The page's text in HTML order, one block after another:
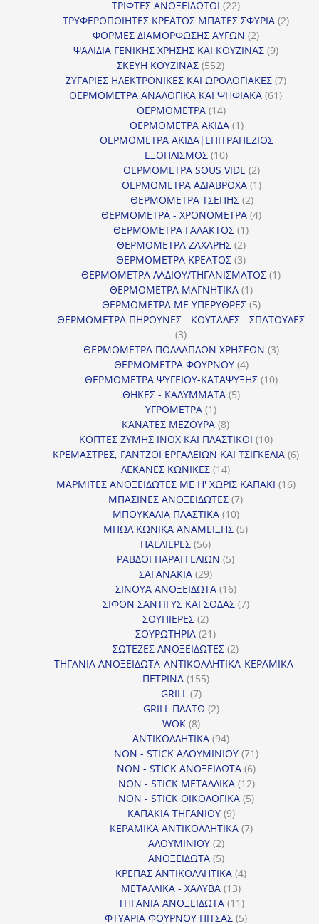
προϊόντα
ΤΡΙΦΤΕΣ ΑΝΟΞΕΙΔΩΤΟΙ 2222
προϊόντα
ΤΡΥΦΕΡΟΠΟΙΗΤΕΣ ΚΡΕΑΤΟΣ ΜΠΑΤΕΣ ΣΦΥΡΙΑ 22
ΦΟΡΜΕΣ ΔΙΑΜΟΡΦΩΣΗΣ ΑΥΓΩΝ 22
προϊόντα
ΨΑΛΙΔΙΑ ΓΕΝΙΚΗΣ ΧΡΗΣΗΣ ΚΑΙ ΚΟΥΖΙΝΑΣ 99
ΣΚΕΥΗ ΚΟΥΖΙΝΑΣ 552552
προϊόντα
ΖΥΓΑΡΙΕΣ ΗΛΕΚΤΡΟΝΙΚΕΣ ΚΑΙ ΩΡΟΛΟΓΙΑΚΕΣ 77
ΘΕΡΜΟΜΕΤΡΑ ΑΝΑΛΟΓΙΚΑ ΚΑΙ ΨΗΦΙΑΚΑ 6161
ΘΕΡΜΟΜΕΤΡΑ 1414
προϊόντα
ΘΕΡΜΟΜΕΤΡΑ ΑΚΙΔΑ 11
προϊόν
ΘΕΡΜΟΜΕΤΡΑ ΑΚΙΔΑ|ΕΠΙΤΡΑΠΕΖΙΟΣ
ΕΞΟΠΛΙΣΜΟΣ 1010
προϊόντα
ΘΕΡΜΟΜΕΤΡΑ SOUS VIDE 22
προϊόντα
ΘΕΡΜΟΜΕΤΡΑ ΑΔΙΑΒΡΟΧΑ 11
ΘΕΡΜΟΜΕΤΡΑ ΤΣΕΠΗΣ 22
προϊόντα
ΘΕΡΜΟΜΕΤΡΑ - ΧΡΟΝΟΜΕΤΡΑ 44
ΘΕΡΜΟΜΕΤΡΑ ΓΑΛΑΚΤΟΣ 11
προϊόν
ΘΕΡΜΟΜΕΤΡΑ ΖΑΧΑΡΗΣ 22
προϊόντα
ΘΕΡΜΟΜΕΤΡΑ ΚΡΕΑΤΟΣ 33
προϊόντα
ΘΕΡΜΟΜΕΤΡΑ ΛΑΔΙΟΥ/ΤΗΓΑΝΙΣΜΑΤΟΣ 11
ΘΕΡΜΟΜΕΤΡΑ ΜΑΓΝΗΤΙΚΑ 11
προϊόν
ΘΕΡΜΟΜΕΤΡΑ ΜΕ ΥΠΕΡΥΘΡΕΣ 55
προϊόντα
ΘΕΡΜΟΜΕΤΡΑ ΠΗΡΟΥΝΕΣ - ΚΟΥΤΑΛΕΣ - ΣΠΑΤΟΥΛΕΣ
33
προϊόντα
ΘΕΡΜΟΜΕΤΡΑ ΠΟΛΛΑΠΛΩΝ ΧΡΗΣΕΩΝ 33
ΘΕΡΜΟΜΕΤΡΑ ΦΟΥΡΝΟΥ 44
προϊόντα
ΘΕΡΜΟΜΕΤΡΑ ΨΥΓΕΙΟΥ-ΚΑΤΑΨΥΞΗΣ 1010
ΘΗΚΕΣ - ΚΑΛΥΜΜΑΤΑ 55
ΥΓΡΟΜΕΤΡΑ 11
προϊόν
ΚΑΝΑΤΕΣ ΜΕΖΟΥΡΑ 88
προϊόντα
ΚΟΠΤΕΣ ΖΥΜΗΣ INOX ΚΑΙ ΠΛΑΣΤΙΚΟΙ 1010
προϊόντα
ΚΡΕΜΑΣΤΡΕΣ, ΓΑΝΤΖΟΙ ΕΡΓΑΛΕΙΩΝ ΚΑΙ ΤΣΙΓΚΕΛΙΑ 66
ΛΕΚΑΝΕΣ ΚΩΝΙΚΕΣ 1414
προϊόντα
ΜΑΡΜΙΤΕΣ ΑΝΟΞΕΙΔΩΤΕΣ ΜΕ Η' ΧΩΡΙΣ ΚΑΠΑΚΙ 1616
ΜΠΑΣΙΝΕΣ ΑΝΟΞΕΙΔΩΤΕΣ 77
ΜΠΟΥΚΑΛΙΑ ΠΛΑΣΤΙΚΑ 1010
προϊόντα
ΜΠΩΛ ΚΩΝΙΚΑ ΑΝΑΜΕΙΞΗΣ 55
ΠΑΕΛΙΕΡΕΣ 5656
προϊόντα
ΡΑΒΔΟΙ ΠΑΡΑΓΓΕΛΙΩΝ 55
ΣΑΓΑΝΑΚΙΑ 2929
προϊόντα
ΣΙΝΟΥΑ ΑΝΟΞΕΙΔΩΤΑ 1616
προϊόντα
ΣΙΦΟΝ ΣΑΝΤΙΓΥΣ ΚΑΙ ΣΟΔΑΣ 77
ΣΟΥΠΙΕΡΕΣ 22
προϊόντα
ΣΟΥΡΩΤΗΡΙΑ 2121
προϊόντα
ΣΩΤΕΖΕΣ ΑΝΟΞΕΙΔΩΤΕΣ 22
προϊόντα
ΤΗΓΑΝΙΑ ΑΝΟΞΕΙΔΩΤΑ-ΑΝΤΙΚΟΛΛΗΤΙΚΑ-ΚΕΡΑΜΙΚΑ-
ΠΕΤΡΙΝΑ 155155
GRILL 77
προϊόντα
GRILL ΠΛΑΤΩ 22
WOK 88
προϊόντα
ΑΝΤΙΚΟΛΛΗΤΙΚΑ 9494
προϊόντα
NON - STICK ΑΛΟΥΜΙΝΙΟΥ 7171
προϊόντα
NON - STICK ΑΝΟΞΕΙΔΩΤΑ 66
προϊόντα
NON - STICK ΜΕΤΑΛΛΙΚΑ 1212
προϊόντα
NON - STICK ΟΙΚΟΛΟΓΙΚΑ 55
ΚΑΠΑΚΙΑ ΤΗΓΑΝΙΟΥ 99
προϊόντα
ΚΕΡΑΜΙΚΑ ΑΝΤΙΚΟΛΛΗΤΙΚΑ 77
ΑΛΟΥΜΙΝΙΟΥ 22
προϊόντα
ΑΝΟΞΕΙΔΩΤΑ 55
προϊόντα
ΚΡΕΠΑΣ ΑΝΤΙΚΟΛΛΗΤΙΚΑ 44
ΜΕΤΑΛΛΙΚΑ - ΧΑΛΥΒΑ 1313
προϊόντα
ΤΗΓΑΝΙΑ ΑΝΟΞΕΙΔΩΤΑ 1111
προϊόντα
ΦΤΥΑΡΙΑ ΦΟΥΡΝΟΥ ΠΙΤΣΑΣ 55